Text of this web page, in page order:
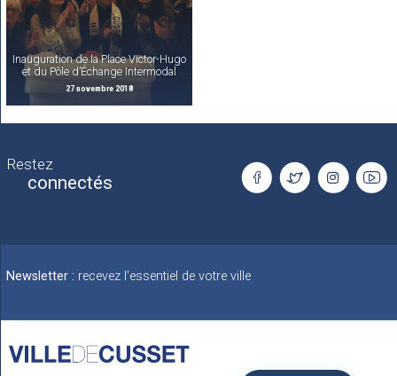
Inauguration de la Place Victor-Hugo
et du Pôle d’Échange Intermodal
27 novembre 2018
Restez
connectés
Newsletter : recevez l'essentiel de votre ville